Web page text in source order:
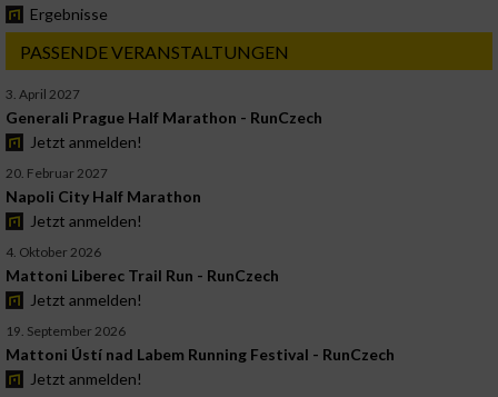
Ergebnisse
PASSENDE VERANSTALTUNGEN
3. April 2027
Generali Prague Half Marathon - RunCzech
Jetzt anmelden!
20. Februar 2027
Napoli City Half Marathon
Jetzt anmelden!
4. Oktober 2026
Mattoni Liberec Trail Run - RunCzech
Jetzt anmelden!
19. September 2026
Mattoni Ústí nad Labem Running Festival - RunCzech
Jetzt anmelden!